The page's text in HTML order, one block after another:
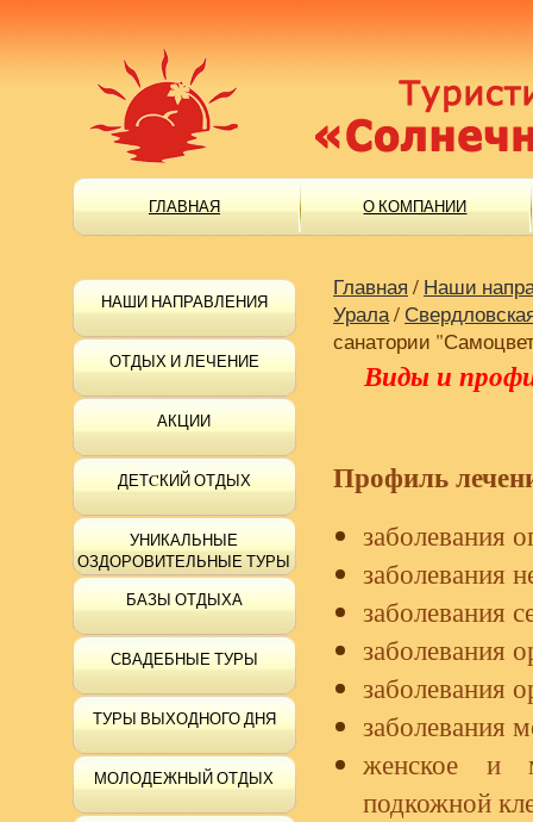
ГЛАВНАЯ О КОМПАНИИ
НАШИ НАПРАВЛЕНИЯ
ОТДЫХ И ЛЕЧЕНИЕ
АКЦИИ
ДЕТCКИЙ ОТДЫХ
УНИКАЛЬНЫЕ
ОЗДОРОВИТЕЛЬНЫЕ ТУРЫ
БАЗЫ ОТДЫХА
СВАДЕБНЫЕ ТУРЫ
ТУРЫ ВЫХОДНОГО ДНЯ
МОЛОДЕЖНЫЙ ОТДЫХ
Главная / Наши
Урала/
санатории
Виды и
Профиль
заболевания
заболевания
заболевания
заболевания
заболевания
заболевания
женское и
подкожной